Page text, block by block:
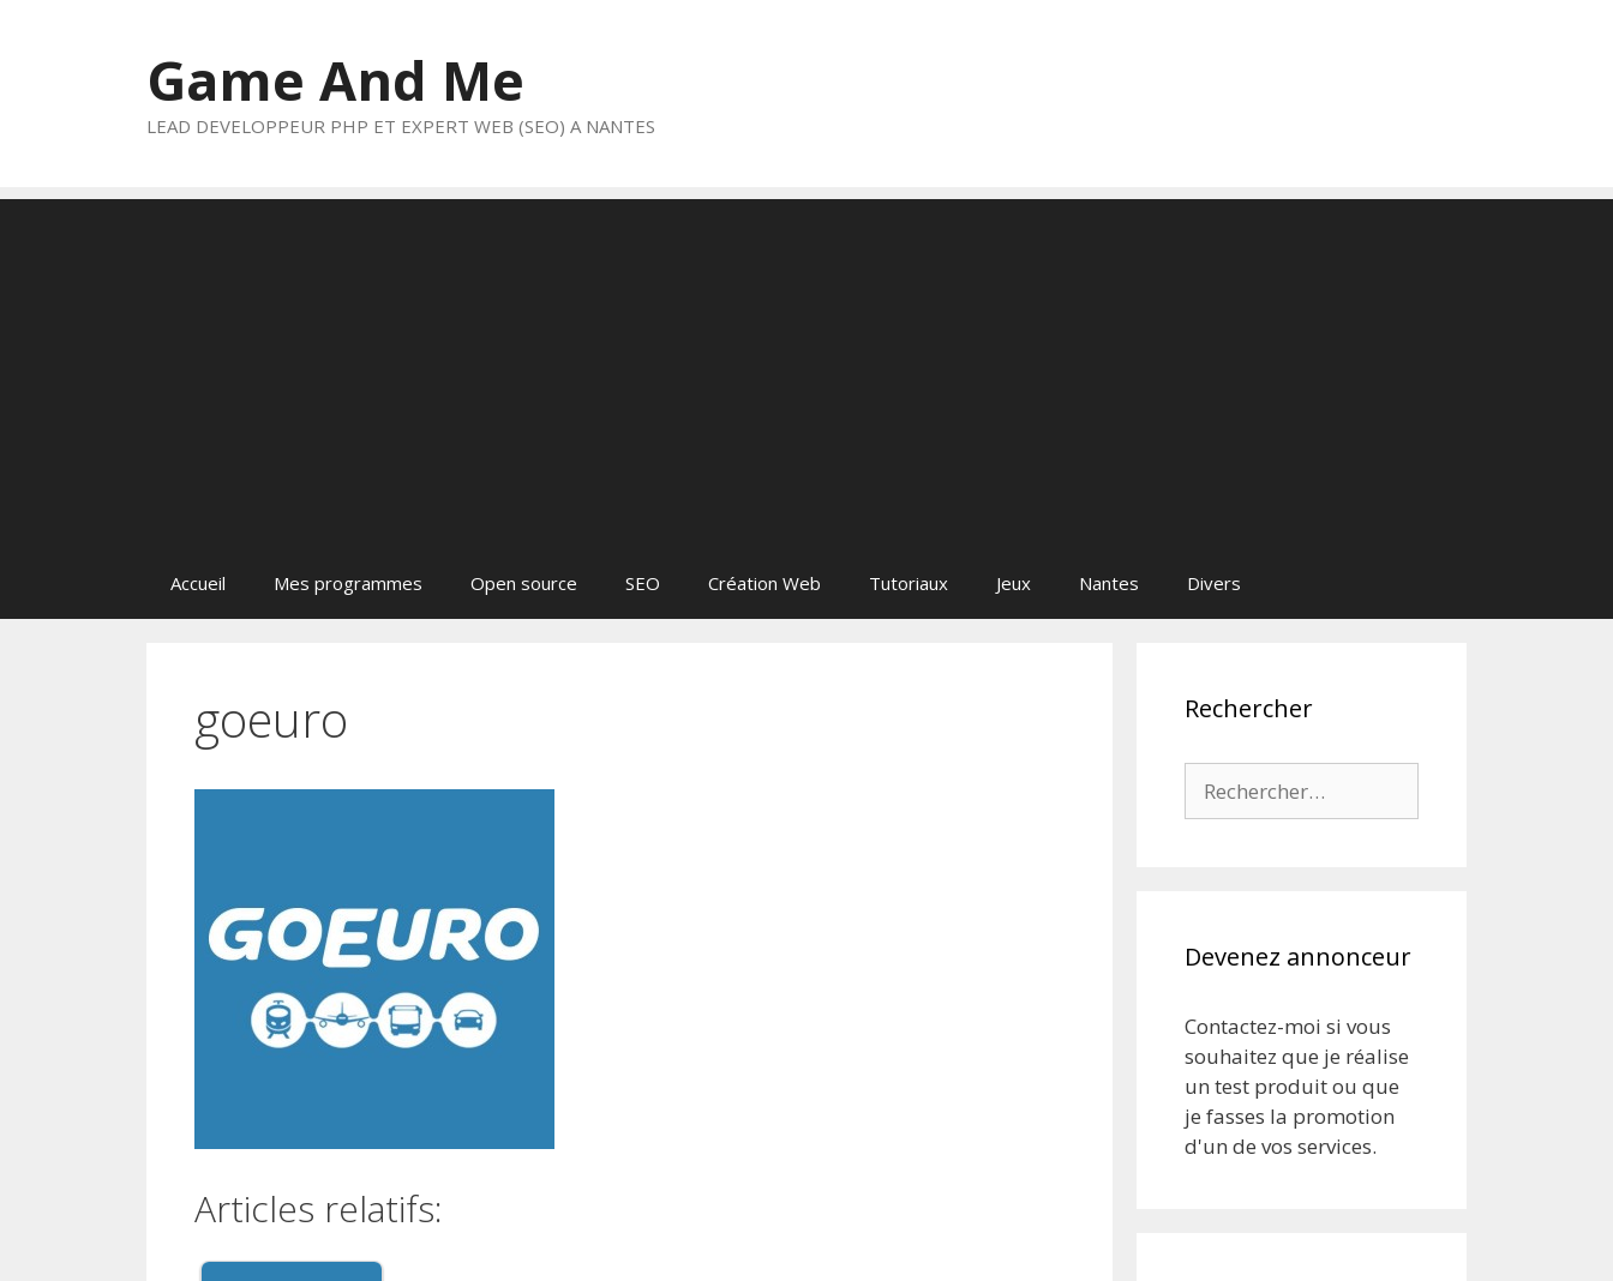
Game And Me
LEAD DEVELOPPEUR PHP ET EXPERT WEB (SEO) A NANTES
Accueil Mes programmes Open source SEO Création Web Tutoriaux Jeux Nantes Divers
goeuro
Articles relatifs:
Rechercher
Devenez annonceur
Contactez-moi si vous
souhaitez que je réalise
un test produit ou que
je fasses la promotion
d'un de vos services.